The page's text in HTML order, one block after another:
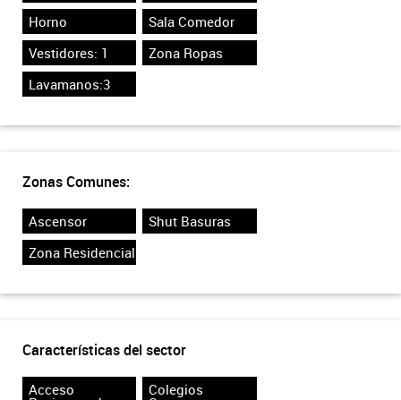
Horno
Sala Comedor
Vestidores: 1
Zona Ropas
Lavamanos:3
Zonas Comunes:
Ascensor
Shut Basuras
Zona Residencial
Características del sector
Acceso Colegios